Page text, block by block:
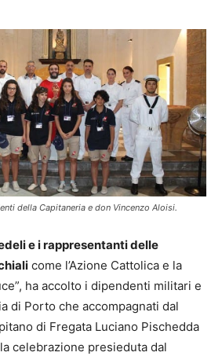
della Capitaneria e don Vincenzo Aloisi.
e i rappresentanti delle
come l’Azione Cattolica e la
ha accolto i dipendenti militari e
di Porto che accompagnati dal
di Fregata Luciano Pischedda
celebrazione presieduta dal